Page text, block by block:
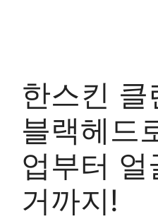
한스킨 클
블랙헤드
업부터 얼
거까지!